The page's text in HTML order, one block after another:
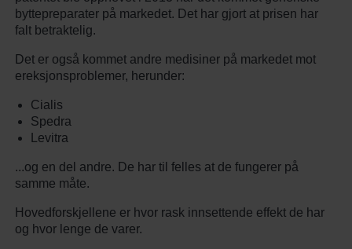
byttepreparater på markedet. Det har gjort at prisen har
falt betraktelig.
Det er også kommet andre medisiner på markedet mot
ereksjonsproblemer, herunder:
Cialis
Spedra
Levitra
...og en del andre. De har til felles at de fungerer på
samme måte.
Hovedforskjellene er hvor rask innsettende effekt de har
og hvor lenge de varer.